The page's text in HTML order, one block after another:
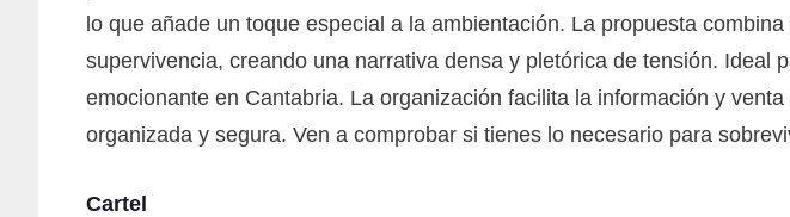
lo que añade un toque especial a la ambientación. La propuesta
supervivencia, creando una narrativa densa y pletórica de tensión.
emocionante en Cantabria. La organización facilita la información y
organizada y segura. Ven a comprobar si tienes lo necesario para
Cartel